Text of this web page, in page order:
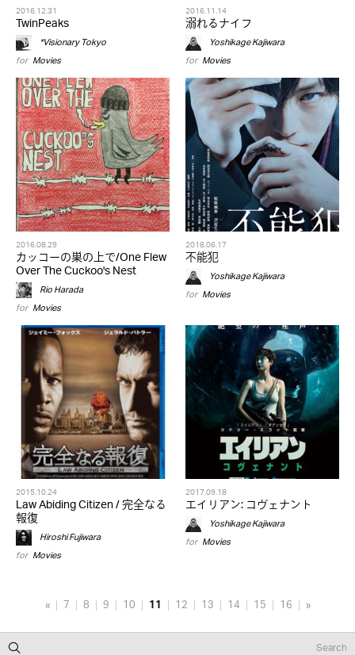
2016.12.31
TwinPeaks
*Visionary Tokyo
for Movies
2016.11.14
溺れるナイフ
Yoshikage Kajiwara
for Movies
2016.08.29
カッコーの巣の上で/One Flew
Over The Cuckoo's Nest
Rio Harada
for Movies
2018.06.17
不能犯
Yoshikage Kajiwara
for Movies
2015.10.24
Law Abiding Citizen / 完全なる
報復
Hiroshi Fujiwara
for Movies
2017.09.18
エイリアン: コヴェナント
Yoshikage Kajiwara
for Movies
« 7 8 9 10 11 12 13 14 15 16 »